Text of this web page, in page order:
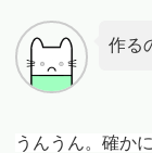
作る
うんうん。確か